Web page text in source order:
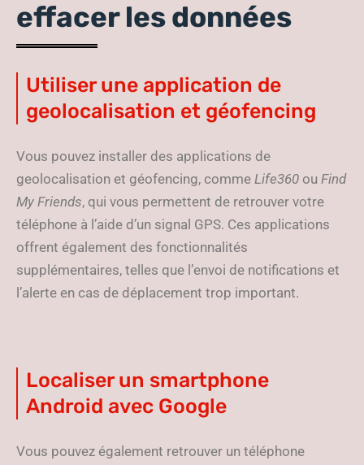
effacer les données
Utiliser une application de
geolocalisation et géofencing
Vous pouvez installer des applications de
geolocalisation et géofencing, comme Life360 ou Find
My Friends, qui vous permettent de retrouver votre
téléphone à l’aide d’un signal GPS. Ces applications
offrent également des fonctionnalités
supplémentaires, telles que l’envoi de notifications et
l’alerte en cas de déplacement trop important.
Localiser un smartphone
Android avec Google
Vous pouvez également retrouver un téléphone